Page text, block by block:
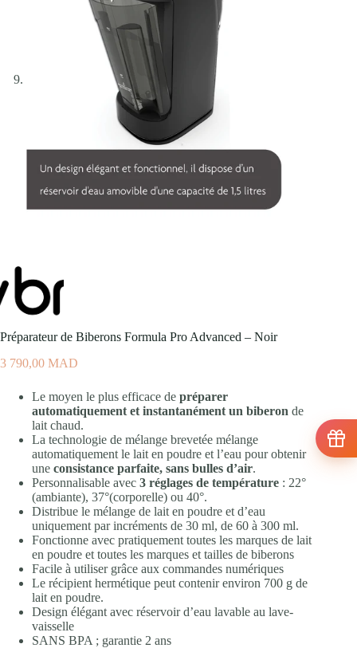
Préparateur de Biberons Formula Pro Advanced – Noir
3 790,00 MAD
Le moyen le plus efficace de préparer
automatiquement et instantanément un biberon de
lait chaud.
La technologie de mélange brevetée mélange
automatiquement le lait en poudre et l’eau pour obtenir
une consistance parfaite, sans bulles d’air.
Personnalisable avec 3 réglages de température : 22°
(ambiante), 37°(corporelle) ou 40°.
Distribue le mélange de lait en poudre et d’eau
uniquement par incréments de 30 ml, de 60 à 300 ml.
Fonctionne avec pratiquement toutes les marques de lait
en poudre et toutes les marques et tailles de biberons
Facile à utiliser grâce aux commandes numériques
Le récipient hermétique peut contenir environ 700 g de
lait en poudre.
Design élégant avec réservoir d’eau lavable au lave-
vaisselle
SANS BPA ; garantie 2 ans